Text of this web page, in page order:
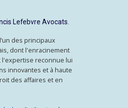
Lefebvre Avocats.
des principaux
dont l'enracinement
reconnue lui
innovantes et à haute
des affaires et en